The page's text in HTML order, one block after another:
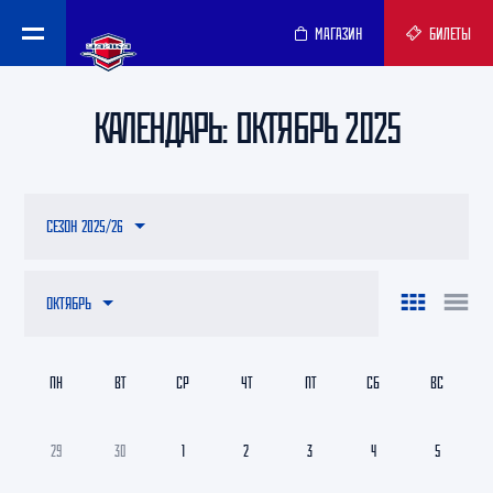
МАГАЗИН БИЛЕТЫ
КАЛЕНДАРЬ: ОКТЯБРЬ 2025
ОКТЯБРЬ
СЕЗОН 2025/26
29 30 1 2 3 4 5
ПН ВТ СР ЧТ ПТ СБ ВС